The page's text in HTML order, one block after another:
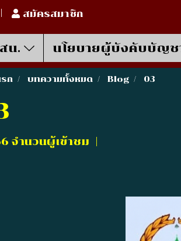
สมัครสมาชิก
สน. นโยบายผู้บังคับบัญช
ก บทความทั้งหมด Blog 03
จำนวนผู้เข้าชม